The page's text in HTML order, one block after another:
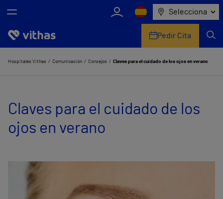
Selecciona
Nosotros
Servicios de salud
Equipo médico y asistencial
Pedir Cita
Hospitales Vithas Comunicación Consejos Claves para el cuidado de los ojos en verano
Claves para el cuidado de los
ojos en verano